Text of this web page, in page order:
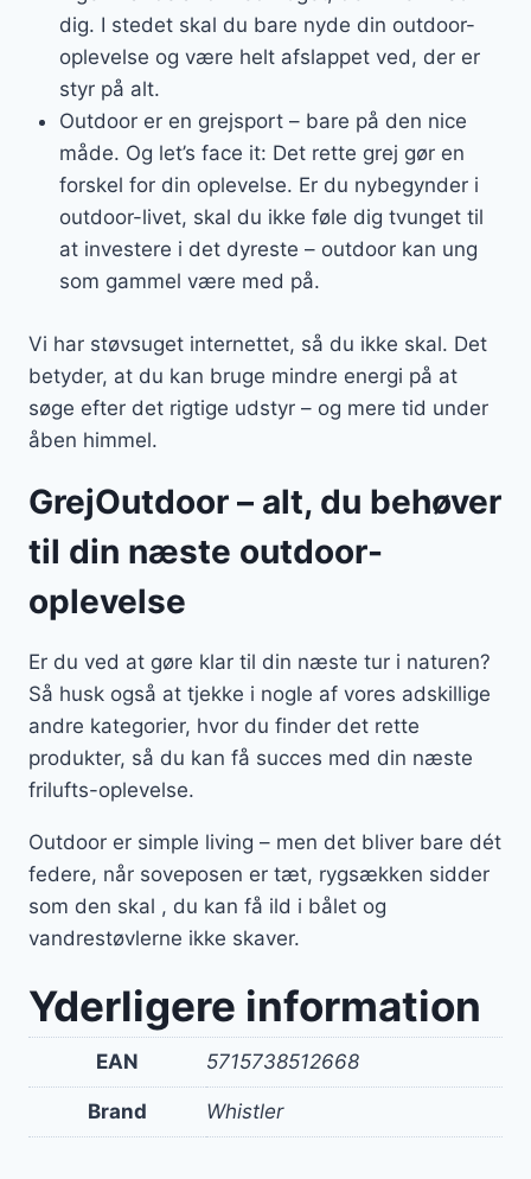
dig. I stedet skal du bare nyde din outdoor-
oplevelse og være helt afslappet ved, der er
styr på alt.
Outdoor er en grejsport – bare på den nice
måde. Og let’s face it: Det rette grej gør en
forskel for din oplevelse. Er du nybegynder i
outdoor-livet, skal du ikke føle dig tvunget til
at investere i det dyreste – outdoor kan ung
som gammel være med på.
Vi har støvsuget internettet, så du ikke skal. Det
betyder, at du kan bruge mindre energi på at
søge efter det rigtige udstyr – og mere tid under
åben himmel.
GrejOutdoor – alt, du behøver
til din næste outdoor-
oplevelse
Er du ved at gøre klar til din næste tur i naturen?
Så husk også at tjekke i nogle af vores adskillige
andre kategorier, hvor du finder det rette
produkter, så du kan få succes med din næste
frilufts-oplevelse.
Outdoor er simple living – men det bliver bare dét
federe, når soveposen er tæt, rygsækken sidder
som den skal , du kan få ild i bålet og
vandrestøvlerne ikke skaver.
Yderligere information
EAN 5715738512668
Brand Whistler